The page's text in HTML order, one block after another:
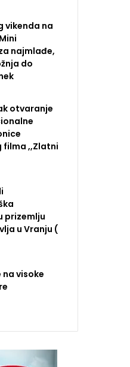
vikenda na
najmlađe,
do
otvaranje
filma ,,Zlatni
prizemlju
u Vranju (
na visoke